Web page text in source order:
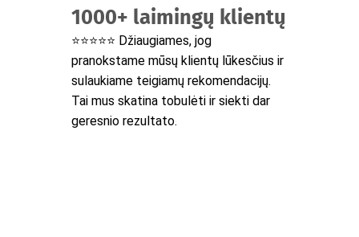
1000+ laimingų klientų
⭐⭐⭐⭐⭐ Džiaugiames, jog
pranokstame mūsų klientų lūkesčius ir
sulaukiame teigiamų rekomendacijų.
Tai mus skatina tobulėti ir siekti dar
geresnio rezultato.